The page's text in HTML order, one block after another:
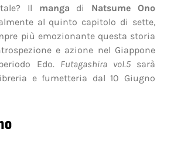
Il manga di Natsume Ono
al quinto capitolo di sette,
più emozionante questa storia
e azione nel Giappone
Edo. Futagashira vol.5sarà
e fumetteria dal 10 Giugno